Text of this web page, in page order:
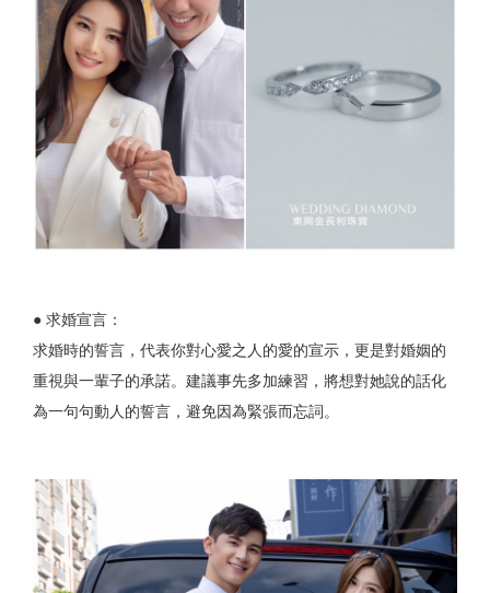
● 求婚宣言：
求婚時的誓言，代表你對心愛之人的愛的宣示，更是對婚姻的
重視與一輩子的承諾。建議事先多加練習，將想對她說的話化
為一句句動人的誓言，避免因為緊張而忘詞。